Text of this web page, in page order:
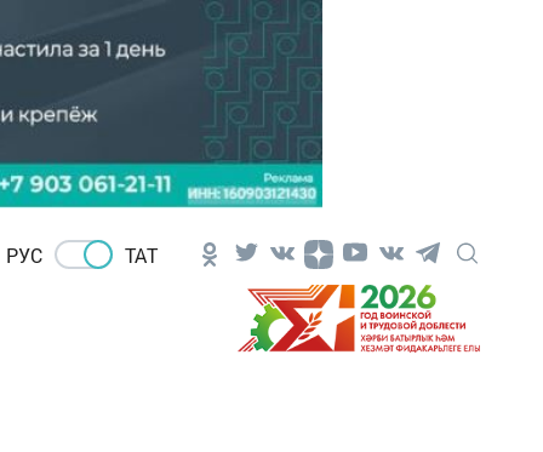
РУС ТАТ